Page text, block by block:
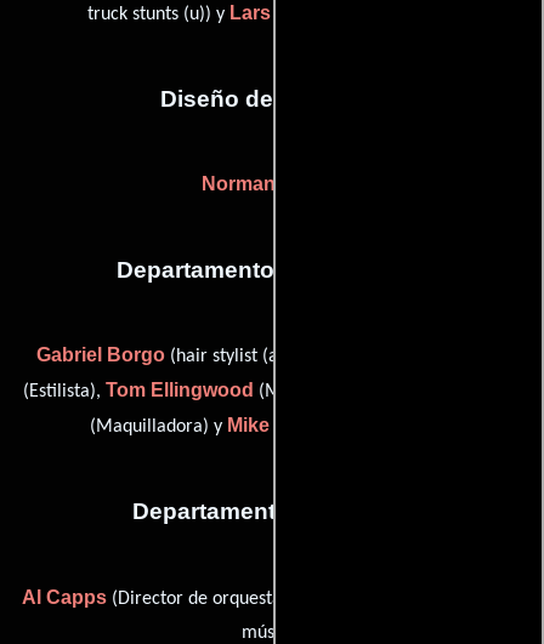
truck stunts (u)) y Lars Lundgren
Diseño de vestuario
Norman Salling
Departamento de maquillaje
Gabriel Borgo(hair stylist (as Gabe Borgo)),
(Estilista), Tom Ellingwood (Maquilladora),
(Maquilladora) y Mike Maggi
Departamento de musica
Al Capps (Director de orquesta) y
música)